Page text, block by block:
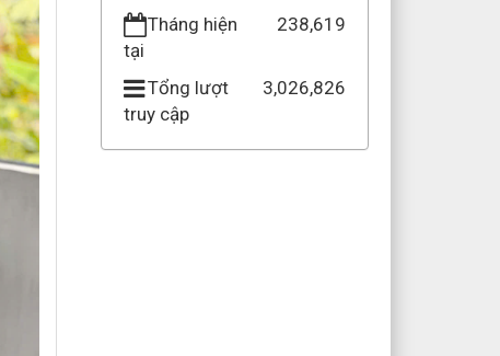
Tháng hiện
tại
238,619
Tổng lượt
truy cập
3,026,826